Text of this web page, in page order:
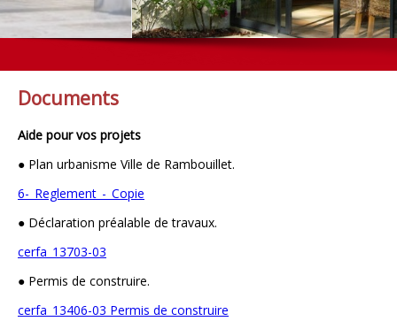
Documents
Aide pour vos projets
● Plan urbanisme Ville de Rambouillet.
6-_Reglement_-_Copie
● Déclaration préalable de travaux.
cerfa_13703-03
● Permis de construire.
cerfa_13406-03 Permis de construire